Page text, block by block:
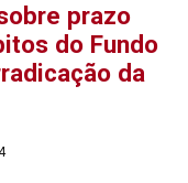
prazo
do Fundo
da